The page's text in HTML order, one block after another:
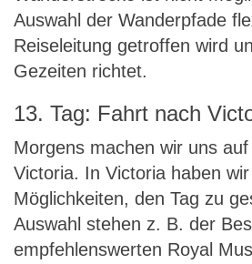
Auswahl der Wanderpfade
Reiseleitung getroffen wird
Gezeiten richtet.
13. Tag: Fahrt nach
Morgens machen wir uns
Victoria. In Victoria haben
Möglichkeiten, den Tag zu
Auswahl stehen z. B. der
empfehlenswerten Royal